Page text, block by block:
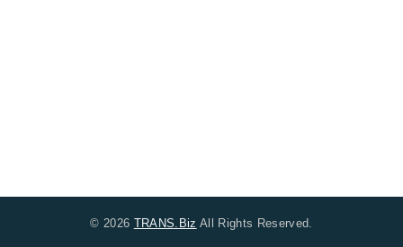
© 2026 TRANS.Biz All Rights Reserved.